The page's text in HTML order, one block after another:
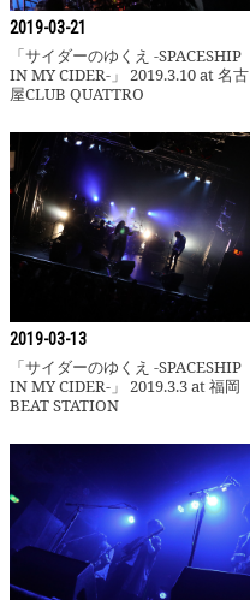
2019-03-21
「サイダーのゆくえ -SPACESHIP
IN MY CIDER-」 2019.3.10 at 名古
屋CLUB QUATTRO
2019-03-13
「サイダーのゆくえ -SPACESHIP
IN MY CIDER-」 2019.3.3 at 福岡
BEAT STATION